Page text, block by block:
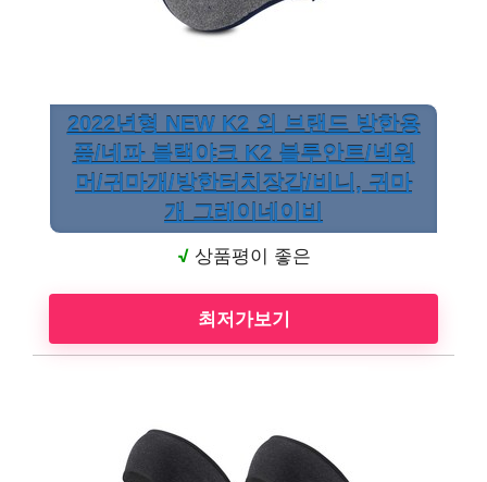
2022년형 NEW K2 외 브랜드 방한용
품/네파 블랙야크 K2 블루안트/넥워
머/귀마개/방한터치장갑/비니, 귀마
개 그레이네이비
√상품평이 좋은
최저가보기